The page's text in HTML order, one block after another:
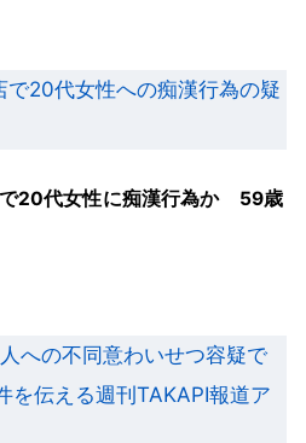
で20代女性に痴漢行為か 59歳